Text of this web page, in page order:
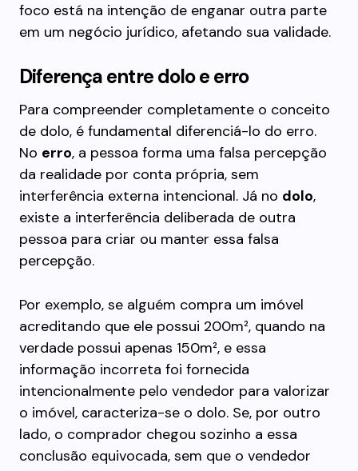
foco está na intenção de enganar outra parte
em um negócio jurídico, afetando sua validade.
Diferença entre dolo e erro
Para compreender completamente o conceito
de dolo, é fundamental diferenciá-lo do erro.
No erro, a pessoa forma uma falsa percepção
da realidade por conta própria, sem
interferência externa intencional. Já no dolo,
existe a interferência deliberada de outra
pessoa para criar ou manter essa falsa
percepção.
Por exemplo, se alguém compra um imóvel
acreditando que ele possui 200m², quando na
verdade possui apenas 150m², e essa
informação incorreta foi fornecida
intencionalmente pelo vendedor para valorizar
o imóvel, caracteriza-se o dolo. Se, por outro
lado, o comprador chegou sozinho a essa
conclusão equivocada, sem que o vendedor